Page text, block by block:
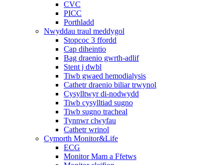
CVC
PICC
Porthladd
Nwyddau traul meddygol
Stopcoc 3 ffordd
Cap diheintio
Bag draenio gwrth-adlif
Stent j dwbl
Tiwb gwaed hemodialysis
Cathetr draenio biliar trwynol
Cysylltwyr di-nodwydd
Tiwb cysylltiad sugno
Tiwb sugno tracheal
Tynnwr clwyfau
Cathetr wrinol
Cymorth Monitor&Life
ECG
Monitor Mam a Ffetws